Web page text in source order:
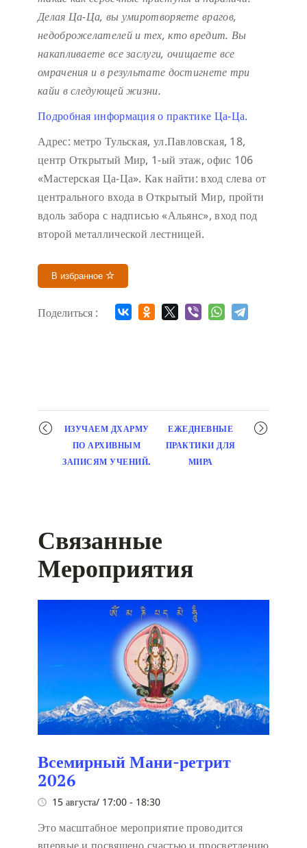
Делая Ца-Ца, вы умиротворяете врагов,
недоброжелателей и тех, кто вредит. Вы
накапливаете все заслуги, очищаете все
омрачения и в результате достигнете три
кайи в следующей жизни.
Подробная информация о практике Ца-Ца.
Адрес: метро Тульская, ул.Павловская, 18,
центр Открытый Мир, 1-ый этаж, офис 106
«Мастерская Ца-Ца». Как найти: вход слева от
центрального входа в Открытый Мир, пройти
вдоль забора с надписью «Альянс», вход под
второй металлической лестницей.
В избранное
Поделиться :
Мероприятие
навигация
ИЗУЧАЕМ ДХАРМУ
ПО АРХИВНЫМ
ЗАПИСЯМ УЧЕНИЙ.
ЕЖЕДНЕВНЫЕ
ПРАКТИКИ ДЛЯ
МИРА
Связанные
Мероприятия
Всемирный Мани-ретрит
2026
15 августа/ 17:00 - 18:30
Это масштабное мероприятие проводится